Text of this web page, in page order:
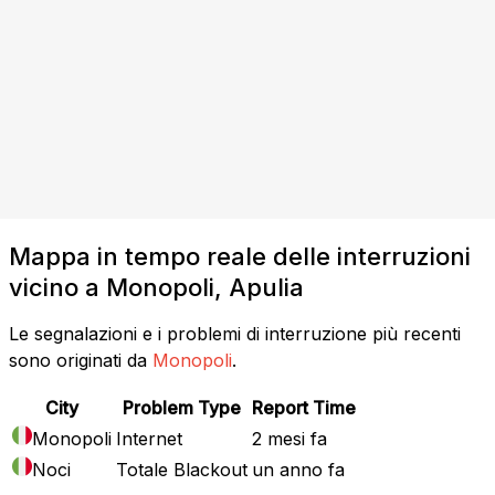
Mappa in tempo reale delle interruzioni
vicino a Monopoli, Apulia
Le segnalazioni e i problemi di interruzione più recenti
sono originati da Monopoli.
City Problem Type Report Time
Monopoli Internet
2 mesi fa
Noci
Totale Blackout un anno fa